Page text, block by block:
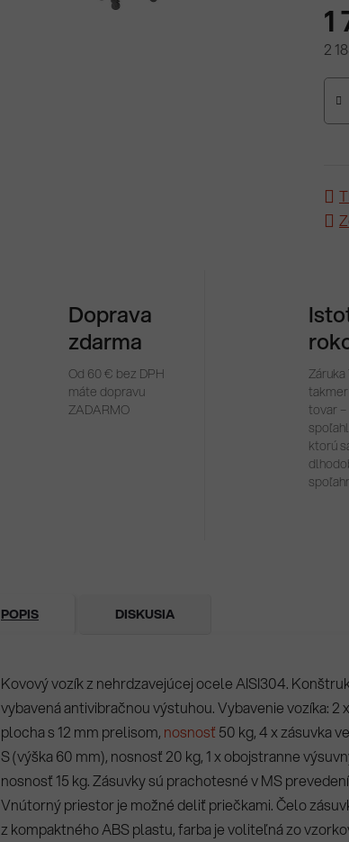
1
2
Doprava
zdarma
Od 60 € bez DPH
máte dopravu
ZADARMO
tovar –
ktorú
POPIS DISKUSIA
Kovový vozík z nehrdzavejúcej ocele AISI304.
vybavená antivibračnou výstuhou. Vybavenie vozíka: 2 x
plocha s 12 mm prelisom, nosnosť 50 kg, 4 x zásuvka
S (výška 60 mm), nosnosť 20 kg, 1 x obojstranne
nosnosť 15 kg. Zásuvky sú prachotesné v MS
Vnútorný priestor je možné deliť priečkami. Čelo
z kompaktného ABS plastu, farba je voliteľná zo